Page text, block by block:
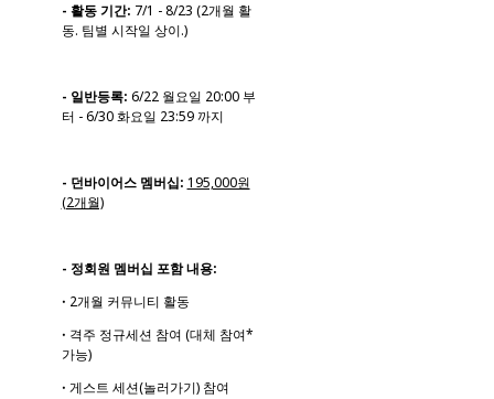
- 활동 기간: 7/1 - 8/23 (2개월 활
동. 팀별 시작일 상이.)
- 일반등록: 6/22 월요일 20:00 부
터 - 6/30 화요일 23:59 까지
- 던바이어스 멤버십: 195,000원
(2개월)
- 정회원 멤버십 포함 내용:
ꞏ 2개월 커뮤니티 활동
ꞏ 격주 정규세션 참여 (대체 참여*
가능)
ꞏ 게스트 세션(놀러가기) 참여